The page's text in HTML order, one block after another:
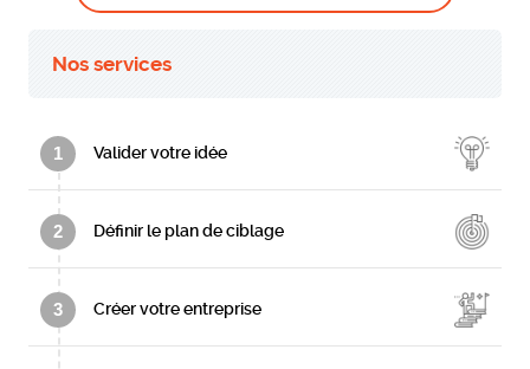
Nos services
1 Valider votre idée
2 Définir le plan de ciblage
3 Créer votre entreprise